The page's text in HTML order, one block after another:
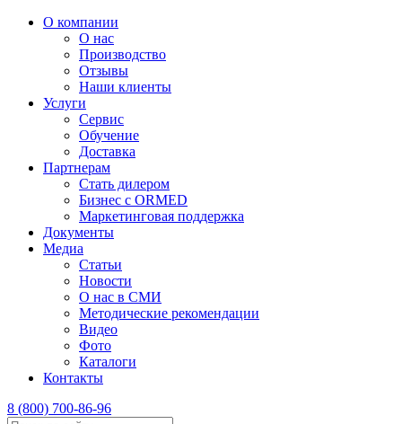
О компании
О нас
Производство
Отзывы
Наши клиенты
Услуги
Сервис
Обучение
Доставка
Партнерам
Стать дилером
Бизнес с ORMED
Маркетинговая поддержка
Документы
Медиа
Статьи
Новости
О нас в СМИ
Методические рекомендации
Видео
Фото
Каталоги
Контакты
8 (800) 700-86-96